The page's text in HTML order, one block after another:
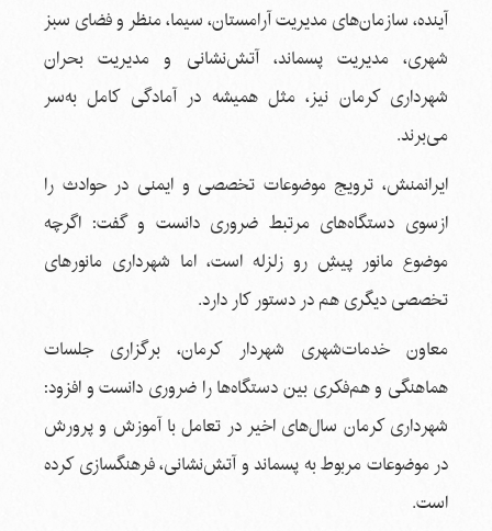
آینده، سازمان‌های مدیریت آرامستان، سیما، منظر و فضای سبز
شهری، مدیریت پسماند، آتش‌نشانی و مدیریت بحران
شهرداری کرمان نیز، مثل همیشه در آمادگی کامل به‌سر
می‌برند.
ایرانمنش، ترویج موضوعات تخصصی و ایمنی در حوادث را
ازسوی دستگاه‌های مرتبط ضروری دانست و گفت: اگرچه
موضوع مانور پیشِ رو زلزله است، اما شهرداری مانورهای
تخصصی دیگری هم در دستور کار دارد.
معاون خدمات‌شهری شهردار کرمان، برگزاری جلسات
هماهنگی و هم‌فکری بین دستگاه‌ها را ضروری دانست و افزود:
شهرداری کرمان سال‌های اخیر در تعامل با آموزش و پرورش
در موضوعات مربوط به پسماند و آتش‌نشانی، فرهنگسازی کرده
است.